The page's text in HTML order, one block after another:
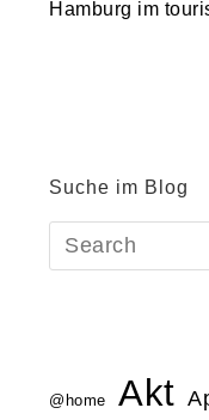
Reading
Hamburg im
Suche im Blog
@home Akt